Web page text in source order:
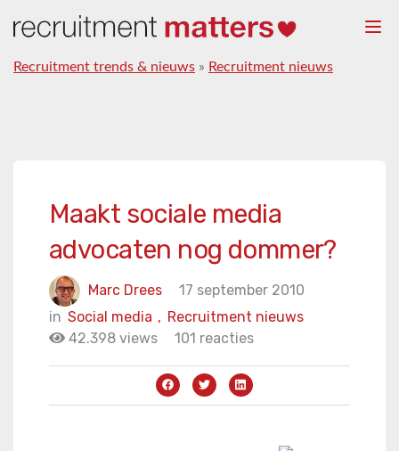
Recruitment trends & nieuws » Recruitment nieuws
Maakt sociale media
advocaten nog dommer?
Marc Drees
17 september 2010
in
Recruitment nieuws
Social media ,
42.398 views
101 reacties